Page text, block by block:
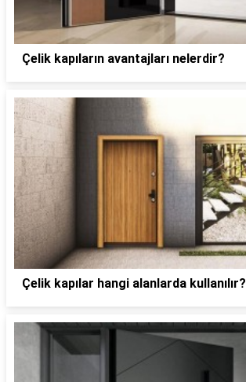
Çelik kapıların avantajları nelerdir?
Çelik kapılar hangi alanlarda kullanılır?